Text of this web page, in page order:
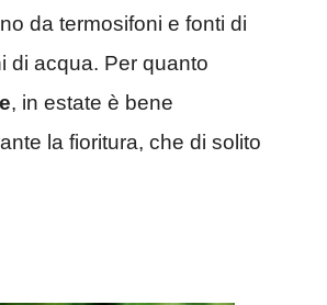
da termosifoni e fonti di
di acqua. Per quanto
, in estate è bene
la fioritura, che di solito